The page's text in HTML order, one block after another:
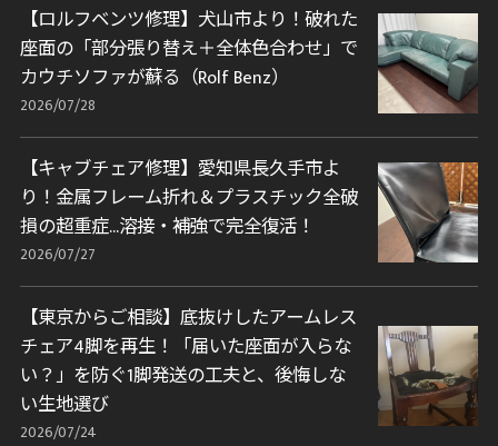
【ロルフベンツ修理】犬山市より！破れた
座面の「部分張り替え＋全体色合わせ」で
カウチソファが蘇る（Rolf Benz）
2026/07/28
【キャブチェア修理】愛知県長久手市よ
り！金属フレーム折れ＆プラスチック全破
損の超重症…溶接・補強で完全復活！
2026/07/27
【東京からご相談】底抜けしたアームレス
チェア4脚を再生！「届いた座面が入らな
い？」を防ぐ1脚発送の工夫と、後悔しな
い生地選び
2026/07/24